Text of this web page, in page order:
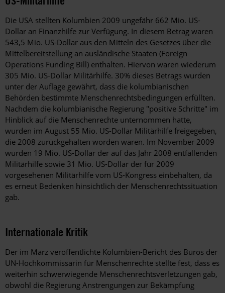
Die USA stellten Kolumbien 2009 ungefähr 662 Mio. US-
Dollar an Finanzhilfe zur Verfügung. In diesem Betrag waren
543,5 Mio. US-Dollar aus den Mitteln des Gesetzes über die
Mittelbereitstellung an ausländische Staaten (Foreign
Operations Funding Bill) enthalten. Hiervon waren wiederum
305 Mio. US-Dollar Militärhilfe. 30% dieses Betrags wurden
unter der Auflage gewährt, dass die kolumbianischen
Behörden bestimmte Menschenrechtsbedingungen erfüllten.
Nachdem die kolumbianische Regierung "positive Schritte" im
Hinblick auf die Menschenrechte unternommen hatte,
wurden im August 55 Mio. US-Dollar Militärhilfe freigegeben,
die 2008 zurückgehalten worden waren. Im November 2009
wurden 19 Mio. US-Dollar der auf das Jahr 2008 entfallenden
Militärhilfe sowie 31 Mio. US-Dollar der für 2009
vorgesehenen Militärhilfe vom US-Kongress einbehalten, da
es erneut Bedenken hinsichtlich der Menschenrechtssituation
gab.
Internationale Kritik
Der im März veröffentlichte Kolumbien-Bericht des Büros der
UN-Hochkommissarin für Menschenrechte stellte fest, dass es
weiterhin schwerwiegende Menschenrechtsverletzungen gab,
obwohl die Regierung Anstrengungen zur Bekämpfung